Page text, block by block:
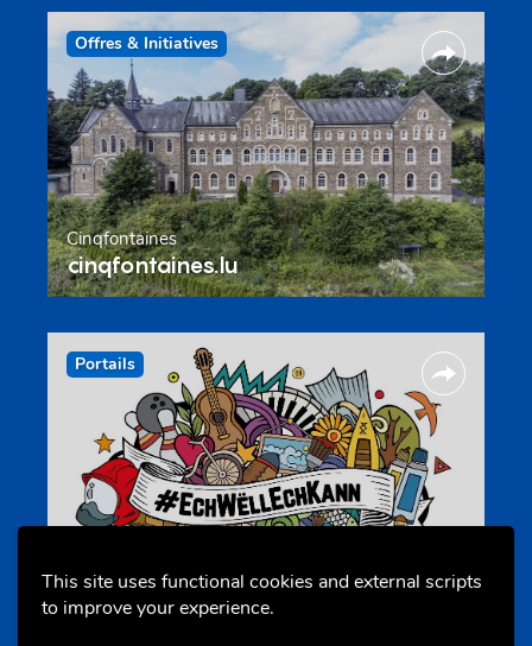
This site uses functional cookies and external scripts
to improve your experience.
Offres & Initiatives
Cinqfontaines
cinqfontaines.lu
Portails
echwellechkann.lu